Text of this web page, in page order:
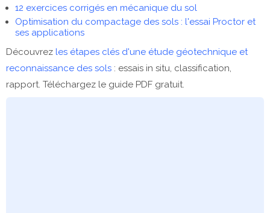
12 exercices corrigés en mécanique du sol
Optimisation du compactage des sols : l'essai Proctor et
ses applications
Découvrez les étapes clés d'une étude géotechnique et
reconnaissance des sols : essais in situ, classification,
rapport. Téléchargez le guide PDF gratuit.